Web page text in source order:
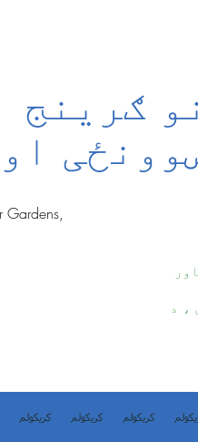
ګرینج
Gardens,
، د
کریکولم کریکولم کریکولم